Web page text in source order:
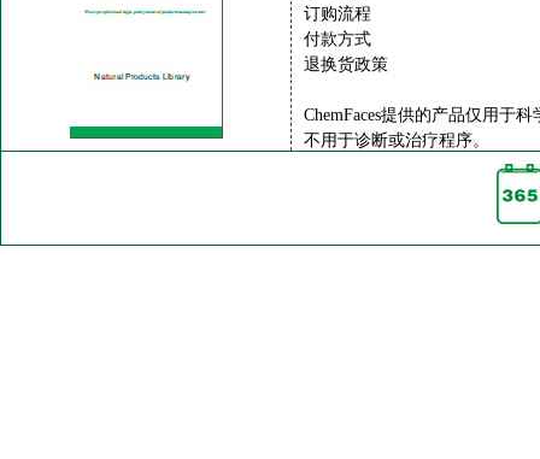
订购流程
付款方式
退换货政策
ChemFaces提供的产品仅用于
不用于诊断或治疗程序。